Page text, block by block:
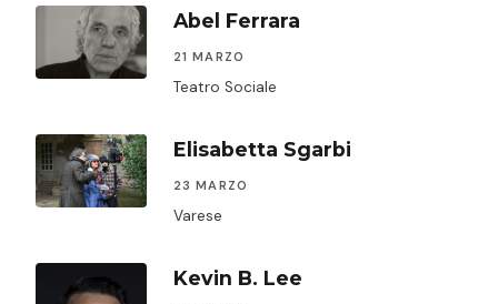
Abel Ferrara
21 MARZO
Teatro Sociale
Elisabetta Sgarbi
23 MARZO
Varese
Kevin B. Lee